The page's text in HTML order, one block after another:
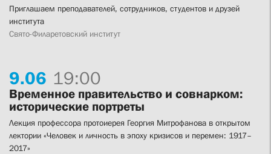
Приглашаем преподавателей, сотрудников, студентов и друзей
института
Свято-Филаретовский институт
9.06 19:00
Временное правительство и совнарком:
исторические портреты
Лекция профессора протоиерея Георгия Митрофанова в открытом
лектории «Человек и личность в эпоху кризисов и перемен: 1917–
2017»